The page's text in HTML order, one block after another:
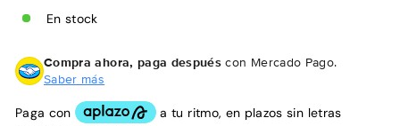
En stock
Compra ahora, paga después con Mercado Pago.
Saber más